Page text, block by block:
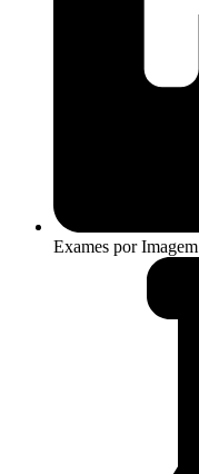
Exames por Imagem